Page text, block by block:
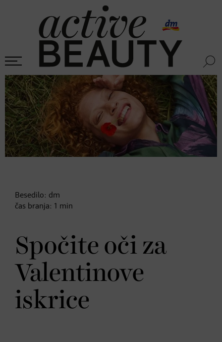
Besedilo: dm
čas branja: 1 min
Spočite oči za
Valentinove
iskrice